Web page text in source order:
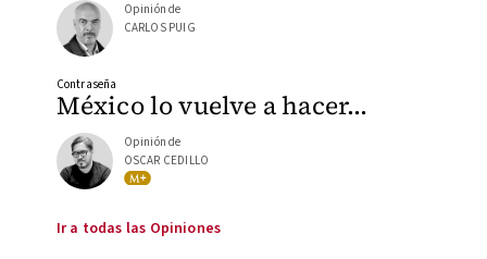
Opinión de
CARLOS PUIG
México lo vuelve a hacer…
Contraseña
Opinión de
OSCAR CEDILLO
Ir a todas las Opiniones